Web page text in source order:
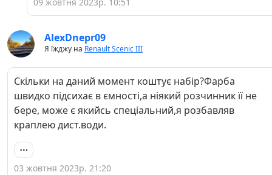
09 жовтня 2023р. 10:51
AlexDnepr09
Я їжджу на Renault Scenic III
Скільки на даний момент коштує набір?Фарба
швидко підсихає в ємності,а ніякий розчинник її не
бере, може є якийсь спеціальний,я розбавляв
краплею дист.води.
03 жовтня 2023р. 21:20